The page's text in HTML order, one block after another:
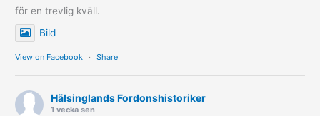
för en trevlig kväll.
Bild
View on Facebook · Share
Hälsinglands Fordonshistoriker
1 vecka sen